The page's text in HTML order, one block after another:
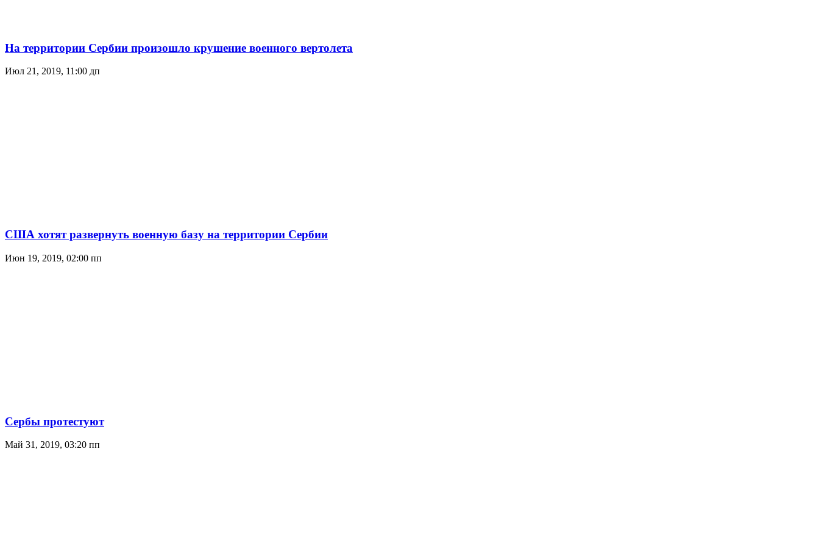
На территории Сербии произошло крушение военного вертолета
Июл 21, 2019, 11:00 дп
США хотят развернуть военную базу на территории Сербии
Июн 19, 2019, 02:00 пп
Сербы протестуют
Май 31, 2019, 03:20 пп